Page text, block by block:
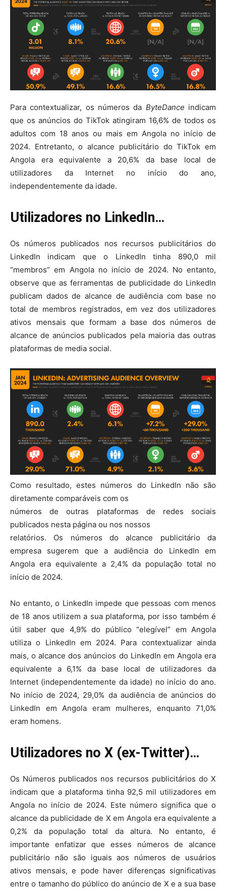
Para contextualizar, os números da ByteDance indicam
que os anúncios do TikTok atingiram 16,6% de todos os
adultos com 18 anos ou mais em Angola no início de
2024. Entretanto, o alcance publicitário do TikTok em
Angola era equivalente a 20,6% da base local de
utilizadores da Internet no início do ano,
independentemente da idade.
Utilizadores no LinkedIn…
Os números publicados nos recursos publicitários do
LinkedIn indicam que o LinkedIn tinha 890,0 mil
“membros” em Angola no início de 2024. No entanto,
observe que as ferramentas de publicidade do LinkedIn
publicam dados de alcance de audiência com base no
total de membros registrados, em vez dos utilizadores
ativos mensais que formam a base dos números de
alcance de anúncios publicados pela maioria das outras
plataformas de media social.
Como resultado, estes números do LinkedIn não são
diretamente comparáveis com os
números de outras plataformas de redes sociais
publicados nesta página ou nos nossos
relatórios. Os números do alcance publicitário da
empresa sugerem que a audiência do LinkedIn em
Angola era equivalente a 2,4% da população total no
início de 2024.
No entanto, o LinkedIn impede que pessoas com menos
de 18 anos utilizem a sua plataforma, por isso também é
útil saber que 4,9% do público “elegível” em Angola
utiliza o LinkedIn em 2024. Para contextualizar ainda
mais, o alcance dos anúncios do LinkedIn em Angola era
equivalente a 6,1% da base local de utilizadores da
Internet (independentemente da idade) no início do ano.
No início de 2024, 29,0% da audiência de anúncios do
LinkedIn em Angola eram mulheres, enquanto 71,0%
eram homens.
Utilizadores no X (ex-Twitter)…
Os Números publicados nos recursos publicitários do X
indicam que a plataforma tinha 92,5 mil utilizadores em
Angola no início de 2024. Este número significa que o
alcance da publicidade de X em Angola era equivalente a
0,2% da população total da altura. No entanto, é
importante enfatizar que esses números de alcance
publicitário não são iguais aos números de usuários
ativos mensais, e pode haver diferenças significativas
entre o tamanho do público do anúncio de X e a sua base